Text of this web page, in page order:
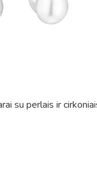
su perlais ir